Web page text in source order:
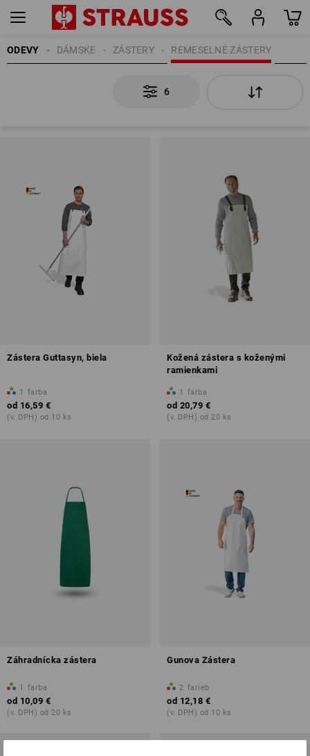
ODEVY REMESELNÉ ZÁSTERY
ZÁSTERY
DÁMSKE
6
Zástera Guttasyn, biela
1 farba
od 16,59 €
(v. DPH) od 10 ks
Kožená zástera s koženými
ramienkami
1 farba
od 20,79 €
(v. DPH) od 20 ks
Záhradnícka zástera
1 farba
od 10,09 €
(v. DPH) od 20 ks
Gunova Zástera
2 farieb
od 12,18 €
(v. DPH) od 10 ks